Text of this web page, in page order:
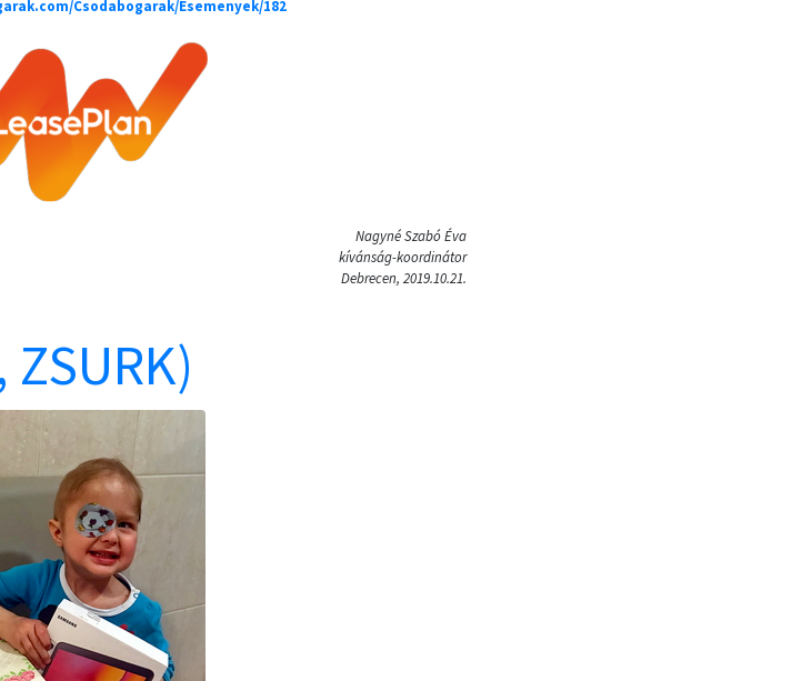
Csodabogarak/Esemenyek/182
Nagyné Szabó Éva
kívánság-koordinátor
Debrecen, 2019.10.21.
ZSURK)